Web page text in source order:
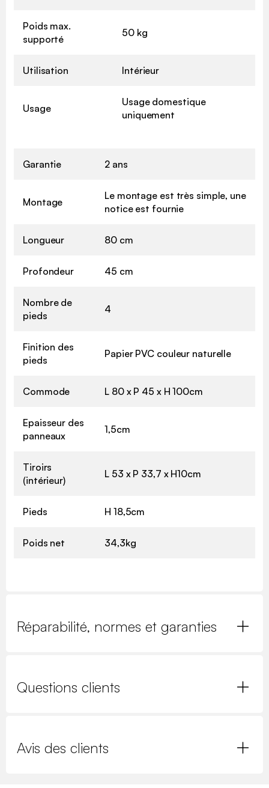
Poids max.
supporté
50 kg
Utilisation Intérieur
Usage
Usage domestique
uniquement
Garantie 2 ans
Montage
Le montage est très simple, une
notice est fournie
Longueur 80 cm
Profondeur 45 cm
Nombre de
pieds
4
Finition des
pieds
Papier PVC couleur naturelle
Commode L 80 x P 45 x H 100cm
Epaisseur des
panneaux
1,5cm
Tiroirs
(intérieur)
L 53 x P 33,7 x H10cm
Pieds H 18,5cm
Poids net 34,3kg
Réparabilité, normes et garanties
Questions clients
Avis des clients